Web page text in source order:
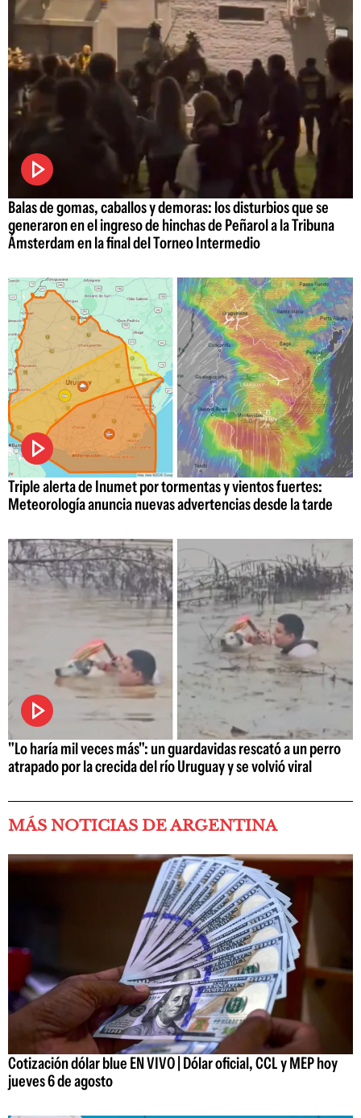
Balas de gomas, caballos y demoras: los disturbios que se
generaron en el ingreso de hinchas de Peñarol a la Tribuna
Ámsterdam en la final del Torneo Intermedio
Triple alerta de Inumet por tormentas y vientos fuertes:
Meteorología anuncia nuevas advertencias desde la tarde
"Lo haría mil veces más": un guardavidas rescató a un perro
atrapado por la crecida del río Uruguay y se volvió viral
MÁS NOTICIAS DE ARGENTINA
Cotización dólar blue EN VIVO | Dólar oficial, CCL y MEP hoy
jueves 6 de agosto